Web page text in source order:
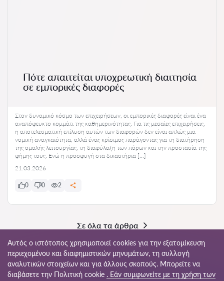
Πότε απαιτείται υποχρεωτική διαιτησία
σε εμπορικές διαφορές
Στον δυναμικό κόσμο των επιχειρήσεων, οι εμπορικές διαφορές είναι ένα
αναπόφευκτο κομμάτι της καθημερινότητας. Για τις μεσαίες επιχειρήσεις,
η αποτελεσματική επίλυση αυτών των διαφορών δεν είναι απλώς μια
νομική αναγκαιότητα, αλλά ένας κρίσιμος παράγοντας για τη διατήρηση
της ομαλής λειτουργίας, τη διαφύλαξη των πόρων και την προστασία της
φήμης τους. Ενώ η προσφυγή στα δικαστήρια […]
21.03.2026
0 0 2
Σε όλα τα άρθρα
© 2026 Juristi-gr.com
Αυτός ο ιστότοπος χρησιμοποιεί cookies για την εξατομίκευση
περιεχομένου και διαφημιστικών μηνυμάτων, τη συλλογή
αναλυτικών στοιχείων και για άλλους σκοπούς. Μπορείτε να
διαβάσετε την Πολιτική cookie . Εάν συμφωνείτε με τη χρήση των